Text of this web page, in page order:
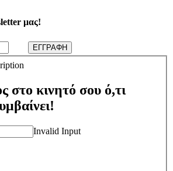
μας!
κινητό σου ό,τι
Invalid Input